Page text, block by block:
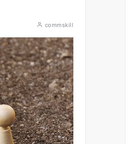
commskill